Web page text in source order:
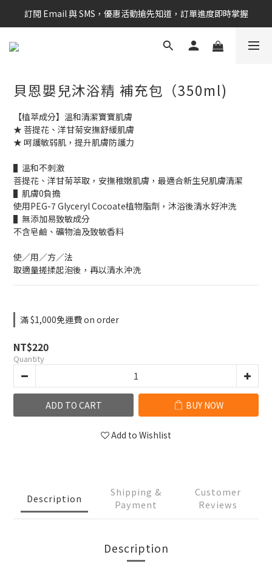
新會員享$100購物金 現在立即加入！
訂閱 Email 與 SMS，優惠活動搶先知道，訂單進度即時掌握
新會員享$100購物金 現在立即加入！
貝恩嬰兒沐浴精 補充包（350ml)
【植萃成分】溫和清潔寶寶肌膚
★ 菩提花、洋甘菊安撫舒緩肌膚
★ 呵護敏弱肌，提升肌膚防護力
▌溫和不刺激
菩提花、洋甘菊萃取，安撫稚嫩肌膚，最適合新生兒肌膚清潔
▌肌膚0負擔
使用PEG-7 Glyceryl Cocoate植物脂劑，沐浴後清水好沖洗
▌無添加易致敏成分
不含皂鹼、礦物油及致敏香料
使／用／方／法
取適量搓揉起泡後，再以清水沖洗
滿 $1,000免運費 on order
NT$220
Quantity
ADD TO CART BUY NOW
Add to Wishlist
Description
Shipping &
Payment
Customer
Reviews
Description